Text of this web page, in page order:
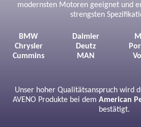
modernsten Motoren geeignet und
strengsten
BMW
Chrysler
Cummins
Daimler
Deutz
MAN
Unser hoher Qualitätsanspruch wird
AVENO Produkte bei dem American
bestätigt.